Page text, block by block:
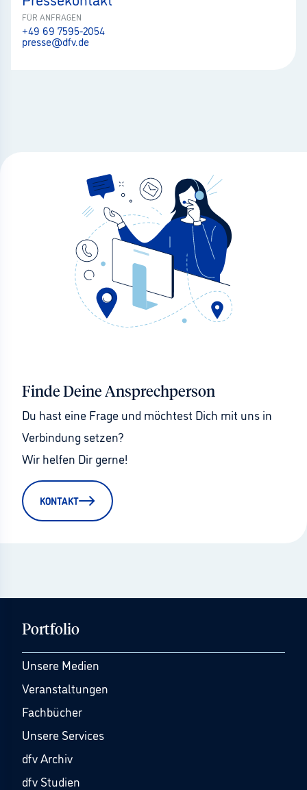
FÜR ANFRAGEN
+49 69 7595-2054
presse@dfv.de
Finde Deine Ansprechperson
Du hast eine Frage und möchtest Dich mit uns in
Verbindung setzen?
Wir helfen Dir gerne!
KONTAKT
Portfolio
Unsere Medien
Veranstaltungen
Fachbücher
Unsere Services
dfv Archiv
dfv Studien